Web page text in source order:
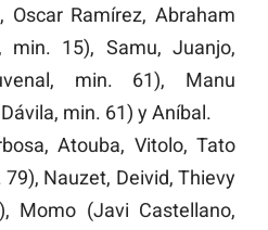
Oscar Ramírez, Abraham
min. 15), Samu, Juanjo,
min. 61), Manu
min. 61) y Aníbal.
Atouba, Vitolo, Tato
Nauzet, Deivid, Thievy
Momo (Javi Castellano,